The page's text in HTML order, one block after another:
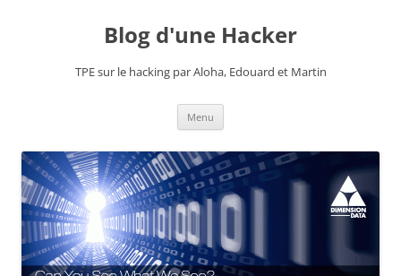
Blog d'une Hacker
TPE sur le hacking par Aloha, Edouard et Martin
Menu